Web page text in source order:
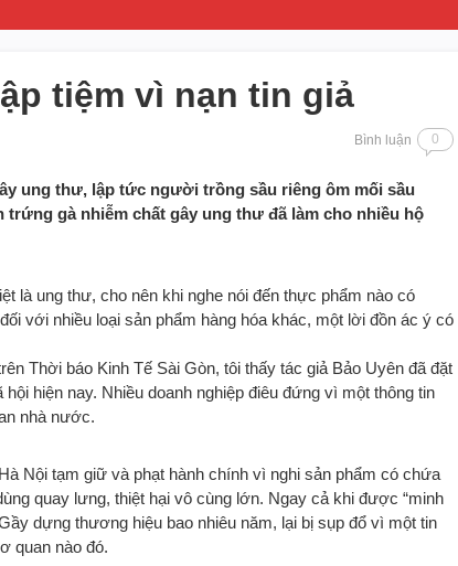
tiệm vì nạn tin giả
Bình luận 0
ung thư, lập tức người trồng sầu riêng ôm mối sầu
gà nhiễm chất gây ung thư đã làm cho nhiều hộ
là ung thư, cho nên khi nghe nói đến thực phẩm nào có
với nhiều loại sản phẩm hàng hóa khác, một lời đồn ác ý có
Thời báo Kinh Tế Sài Gòn, tôi thấy tác giả Bảo Uyên đã đặt
hiện nay. Nhiều doanh nghiệp điêu đứng vì một thông tin
nhà nước.
Nội tạm giữ và phạt hành chính vì nghi sản phẩm có chứa
quay lưng, thiệt hại vô cùng lớn. Ngay cả khi được “minh
dựng thương hiệu bao nhiêu năm, lại bị sụp đổ vì một tin
quan nào đó.